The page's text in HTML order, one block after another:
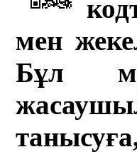
мен
Бұл